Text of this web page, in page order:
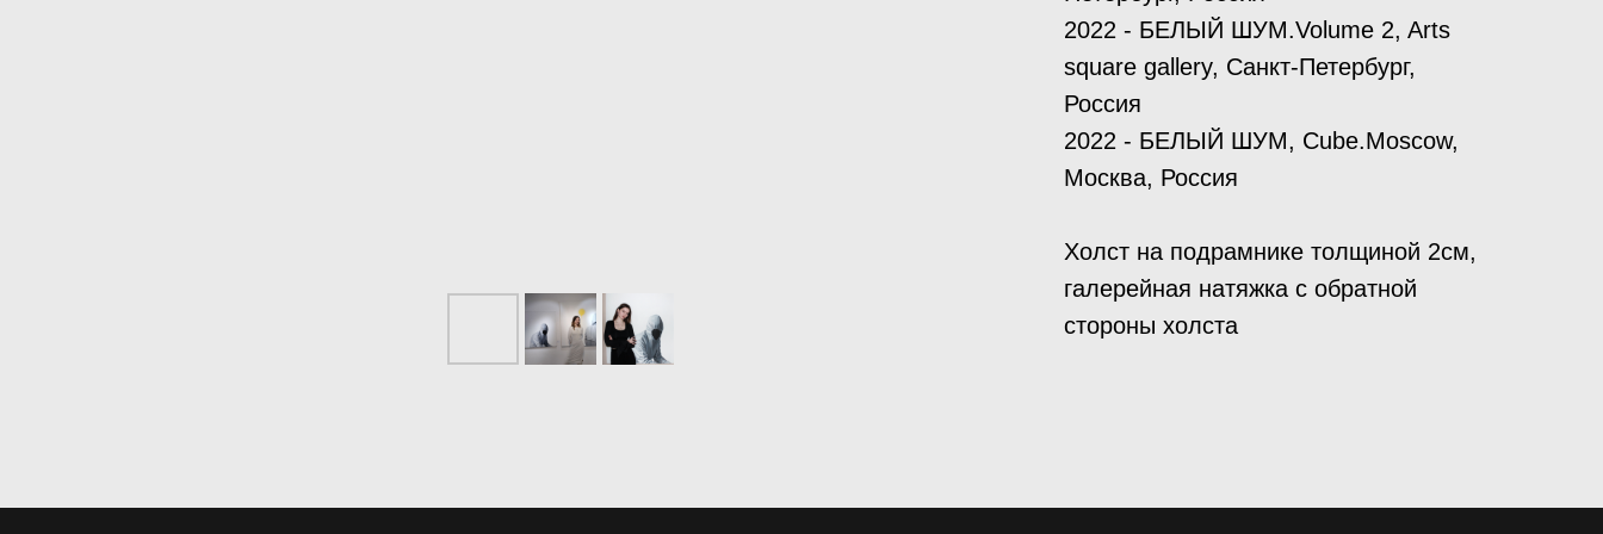
2022 - БЕЛЫЙ ШУМ.Volume 2, Arts
square gallery, Санкт-Петербург,
Россия
2022 - БЕЛЫЙ ШУМ, Cube.Moscow,
Москва, Россия
Холст на подрамнике толщиной 2см,
галерейная натяжка с обратной
стороны холста